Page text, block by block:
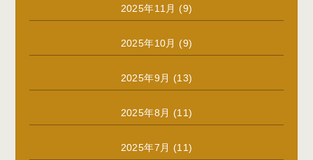
2025年11月 (9)
2025年10月 (9)
2025年9月 (13)
2025年8月 (11)
2025年7月 (11)